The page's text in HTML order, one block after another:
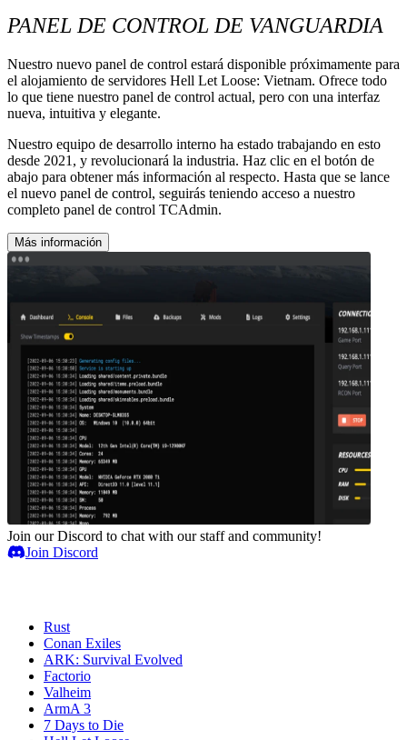
PANEL DE CONTROL DE VANGUARDIA
Nuestro nuevo panel de control estará disponible próximamente para
el alojamiento de servidores Hell Let Loose: Vietnam. Ofrece todo
lo que tiene nuestro panel de control actual, pero con una interfaz
nueva, intuitiva y elegante.
Nuestro equipo de desarrollo interno ha estado trabajando en esto
desde 2021, y revolucionará la industria. Haz clic en el botón de
abajo para obtener más información al respecto. Hasta que se lance
el nuevo panel de control, seguirás teniendo acceso a nuestro
completo panel de control TCAdmin.
Más información
Join our Discord to chat with our staff and community!
Join Discord
Rust
Conan Exiles
ARK: Survival Evolved
Factorio
Valheim
ArmA 3
7 Days to Die